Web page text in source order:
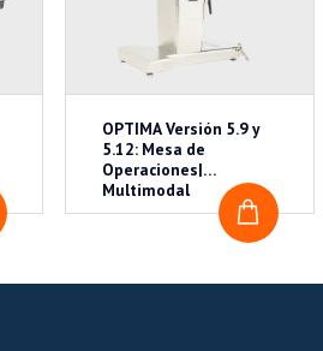
COTIZAR
OPTIMA Versión 5.9 y
5.12: Mesa de
Operaciones|
Multimodal